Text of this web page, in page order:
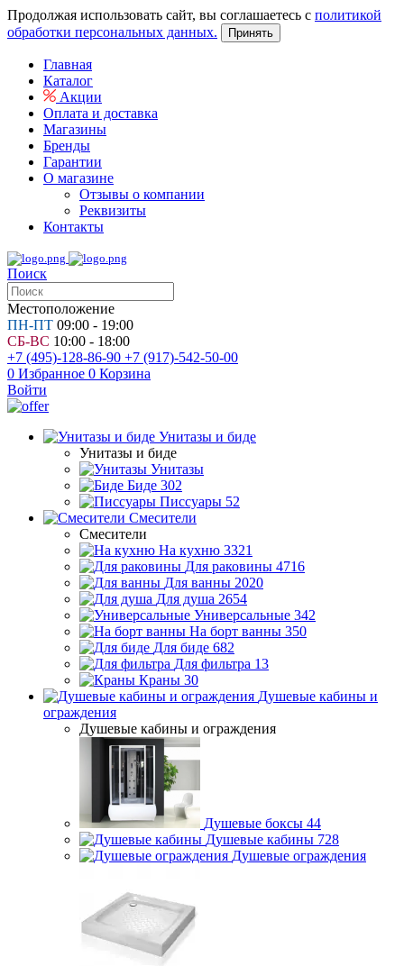
Продолжая использовать сайт, вы соглашаетесь с политикой
обработки персональных данных.
Принять
Главная
Каталог
Акции
Оплата и доставка
Магазины
Бренды
Гарантии
О магазине
Отзывы о компании
Реквизиты
Контакты
Поиск
Местоположение
ПН-ПТ 09:00 - 19:00
СБ-ВС 10:00 - 18:00
+7 (495)-128-86-90 +7 (917)-542-50-00
0 Избранное 0 Корзина
Войти
Унитазы и биде
Унитазы и биде
Унитазы
Биде 302
Писсуары 52
Смесители
Смесители
На кухню 3321
Для раковины 4716
Для ванны 2020
Для душа 2654
Универсальные 342
На борт ванны 350
Для биде 682
Для фильтра 13
Краны 30
Душевые кабины и
ограждения
Душевые кабины и ограждения
Душевые боксы 44
Душевые кабины 728
Душевые ограждения